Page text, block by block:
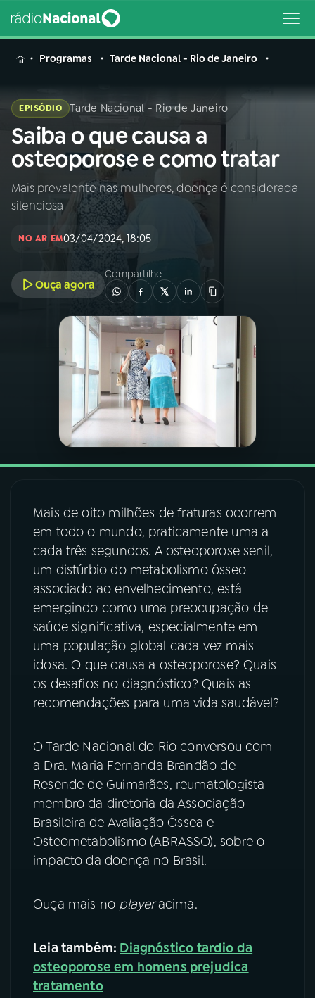
MENU
Buscar
na
Rádio
Nacional
Buscar
AO VIVO
INÍCIO
PROGRAMAÇÃO
PROGRAMAS
PODCASTS
07 ÚLTIMAS
FESTIVAL DE MÚSICA
ACOMPANHE A RÁDIO NACIONAL
Instagram X
Programas Tarde Nacional - Rio de Janeiro
EPISÓDIO Tarde Nacional - Rio de Janeiro
Saiba o que causa a
osteoporose e como tratar
Mais prevalente nas mulheres, doença é considerada
silenciosa
NO AR EM03/04/2024, 18:05
Ouça agora
Compartilhe
Mais de oito milhões de fraturas ocorrem
em todo o mundo, praticamente uma a
cada três segundos. A osteoporose senil,
um distúrbio do metabolismo ósseo
associado ao envelhecimento, está
emergindo como uma preocupação de
saúde significativa, especialmente em
uma população global cada vez mais
idosa. O que causa a osteoporose? Quais
os desafios no diagnóstico? Quais as
recomendações para uma vida saudável?
O Tarde Nacional do Rio conversou com
a Dra. Maria Fernanda Brandão de
Resende de Guimarães, reumatologista
membro da diretoria da Associação
Brasileira de Avaliação Óssea e
Osteometabolismo (ABRASSO), sobre o
impacto da doença no Brasil.
Ouça mais no playeracima.
Leia também: Diagnóstico tardio da
osteoporose em homens prejudica
tratamento